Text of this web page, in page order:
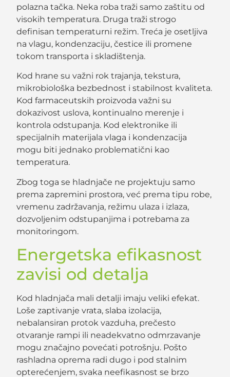
polazna tačka. Neka roba traži samo zaštitu od
visokih temperatura. Druga traži strogo
definisan temperaturni režim. Treća je osetljiva
na vlagu, kondenzaciju, čestice ili promene
tokom transporta i skladištenja.
Kod hrane su važni rok trajanja, tekstura,
mikrobiološka bezbednost i stabilnost kvaliteta.
Kod farmaceutskih proizvoda važni su
dokazivost uslova, kontinualno merenje i
kontrola odstupanja. Kod elektronike ili
specijalnih materijala vlaga i kondenzacija
mogu biti jednako problematični kao
temperatura.
Zbog toga se hladnjače ne projektuju samo
prema zapremini prostora, već prema tipu robe,
vremenu zadržavanja, režimu ulaza i izlaza,
dozvoljenim odstupanjima i potrebama za
monitoringom.
Energetska efikasnost
zavisi od detalja
Kod hladnjača mali detalji imaju veliki efekat.
Loše zaptivanje vrata, slaba izolacija,
nebalansiran protok vazduha, prečesto
otvaranje rampi ili neadekvatno odmrzavanje
mogu značajno povećati potrošnju. Pošto
rashladna oprema radi dugo i pod stalnim
opterećenjem, svaka neefikasnost se brzo